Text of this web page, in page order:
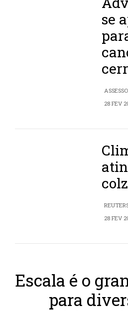
se
28 FEV
28 FEV
Escala é o
para